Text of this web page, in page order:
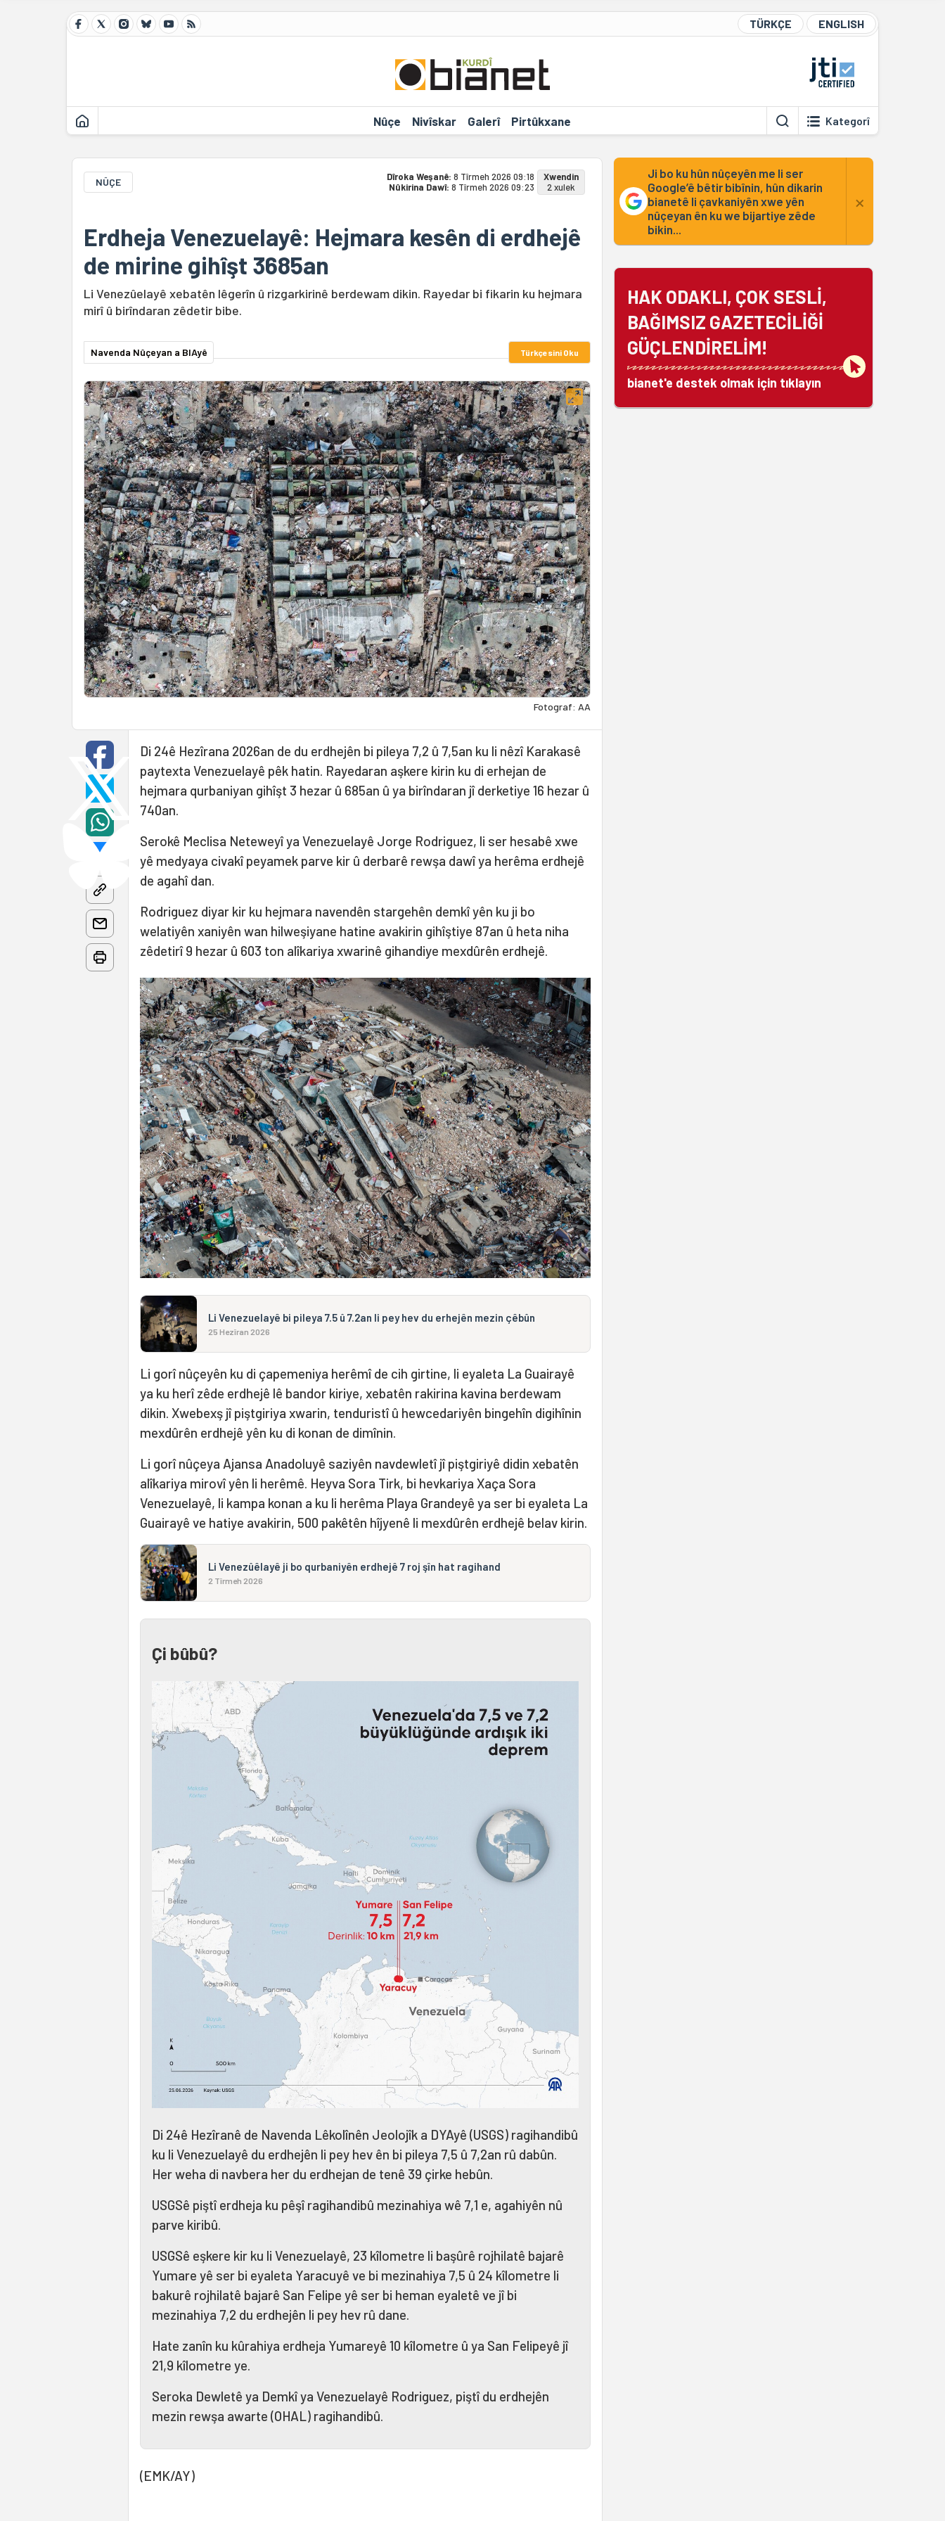
TÜRKÇE ENGLISH
Nûçe Nivîskar Galerî Pirtûkxane Kategorî
NÛÇE Dîroka Weşanê: 8 Tîrmeh 2026 09:18
Nûkirina Dawî: 8 Tîrmeh 2026 09:23
Xwendin
2 xulek
Erdheja Venezuelayê: Hejmara kesên di erdhejê
de mirine gihîşt 3685an
Li Venezûelayê xebatên lêgerîn û rizgarkirinê berdewam dikin. Rayedar bi fikarin ku hejmara
mirî û birîndaran zêdetir bibe.
Navenda Nûçeyan a BIAyê Türkçesini Oku
Fotograf: AA
Di 24ê Hezîrana 2026an de du erdhejên bi pileya 7,2 û 7,5an ku li nêzî Karakasê
paytexta Venezuelayê pêk hatin. Rayedaran aşkere kirin ku di erhejan de
hejmara qurbaniyan gihîşt 3 hezar û 685an û ya birîndaran jî derketiye 16 hezar û
740an.
Serokê Meclisa Neteweyî ya Venezuelayê Jorge Rodriguez, li ser hesabê xwe
yê medyaya civakî peyamek parve kir û derbarê rewşa dawî ya herêma erdhejê
de agahî dan.
Rodriguez diyar kir ku hejmara navendên stargehên demkî yên ku ji bo
welatiyên xaniyên wan hilweşiyane hatine avakirin gihîştiye 87an û heta niha
zêdetirî 9 hezar û 603 ton alîkariya xwarinê gihandiye mexdûrên erdhejê.
Li Venezuelayê bi pileya 7.5 û 7.2an li pey hev du erhejên mezin çêbûn
25 Hezîran 2026
Li gorî nûçeyên ku di çapemeniya herêmî de cih girtine, li eyaleta La Guairayê
ya ku herî zêde erdhejê lê bandor kiriye, xebatên rakirina kavina berdewam
dikin. Xwebexş jî piştgiriya xwarin, tenduristî û hewcedariyên bingehîn digihînin
mexdûrên erdhejê yên ku di konan de dimînin.
Li gorî nûçeya Ajansa Anadoluyê saziyên navdewletî jî piştgiriyê didin xebatên
alîkariya mirovî yên li herêmê. Heyva Sora Tirk, bi hevkariya Xaça Sora
Venezuelayê, li kampa konan a ku li herêma Playa Grandeyê ya ser bi eyaleta La
Guairayê ve hatiye avakirin, 500 pakêtên hîjyenê li mexdûrên erdhejê belav kirin.
Li Venezûêlayê ji bo qurbaniyên erdhejê 7 roj şîn hat ragihand
2 Tîrmeh 2026
Çi bûbû?
Di 24ê Hezîranê de Navenda Lêkolînên Jeolojîk a DYAyê (USGS) ragihandibû
ku li Venezuelayê du erdhejên li pey hev ên bi pileya 7,5 û 7,2an rû dabûn.
Her weha di navbera her du erdhejan de tenê 39 çirke hebûn.
USGSê piştî erdheja ku pêşî ragihandibû mezinahiya wê 7,1 e, agahiyên nû
parve kiribû.
USGSê eşkere kir ku li Venezuelayê, 23 kîlometre li başûrê rojhilatê bajarê
Yumare yê ser bi eyaleta Yaracuyê ve bi mezinahiya 7,5 û 24 kîlometre li
bakurê rojhilatê bajarê San Felipe yê ser bi heman eyaletê ve jî bi
mezinahiya 7,2 du erdhejên li pey hev rû dane.
Hate zanîn ku kûrahiya erdheja Yumareyê 10 kîlometre û ya San Felipeyê jî
21,9 kîlometre ye.
Seroka Dewletê ya Demkî ya Venezuelayê Rodriguez, piştî du erdhejên
mezin rewşa awarte (OHAL) ragihandibû.
(EMK/AY)
Ji bo ku hûn nûçeyên me li ser
Google’ê bêtir bibînin, hûn dikarin
bianetê li çavkaniyên xwe yên
nûçeyan ên ku we bijartiye zêde
bikin...
×
HAK ODAKLI, ÇOK SESLİ,
BAĞIMSIZ GAZETECİLİĞİ
GÜÇLENDİRELİM!
bianet'e destek olmak için tıklayın